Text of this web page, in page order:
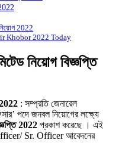
নিয়োগ 2022
Khobor 2022 Today
নিয়োগ বিজ্ঞপ্তি
: সম্প্রতি জেনারেল
পদে জনবল নিয়োগের লক্ষ্যে
2022 প্রকাশ করেছে । এই
Sr. Officer আবেদনের